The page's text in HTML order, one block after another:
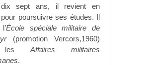
sept ans, il revient en
poursuivre ses études. Il
École spéciale militaire de
(promotion Vercors,1960)
les Affaires militaires
.